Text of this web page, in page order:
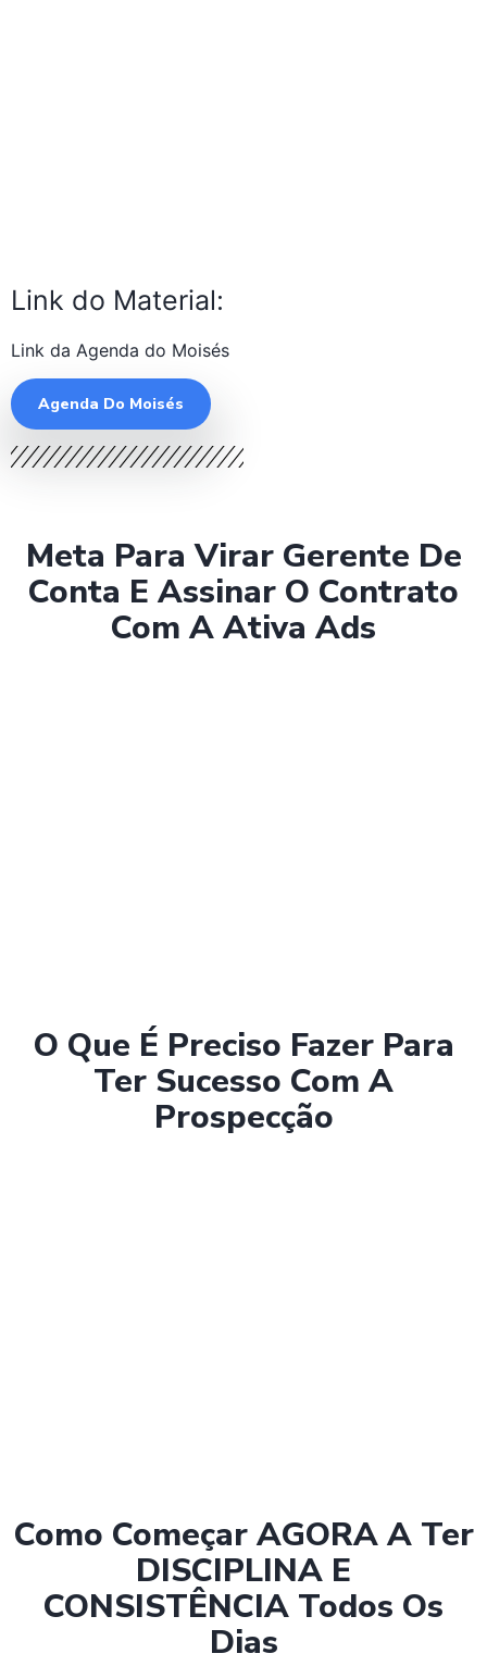
Link do Material:
Link da Agenda do Moisés
Agenda Do Moisés
Meta Para Virar Gerente De
Conta E Assinar O Contrato
Com A Ativa Ads
O Que É Preciso Fazer Para
Ter Sucesso Com A
Prospecção
Como Começar AGORA A Ter
DISCIPLINA E
CONSISTÊNCIA Todos Os
Dias